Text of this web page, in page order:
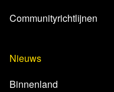
Communityrichtlijnen
Nieuws
Binnenland